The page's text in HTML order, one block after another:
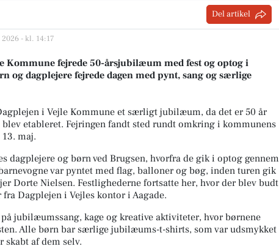
Del artikel
- kl. 14:17
Kommune fejrede 50-årsjubilæum med fest og optog i
og dagplejere fejrede dagen med pynt, sang og særlige
i Vejle Kommune et særligt jubilæum, da det er 50 år
etableret. Fejringen fandt sted rundt omkring i kommunens
maj.
dagplejere og børn ved Brugsen, hvorfra de gik i optog gennem
var pyntet med flag, balloner og bøg, inden turen gik
Dorte Nielsen. Festlighederne fortsatte her, hvor der blev budt
Dagplejen i Vejles kontor i Aagade.
på jubilæumssang, kage og kreative aktiviteter, hvor børnene
Alle børn bar særlige jubilæums-t-shirts, som var udsmykket
af dem selv.